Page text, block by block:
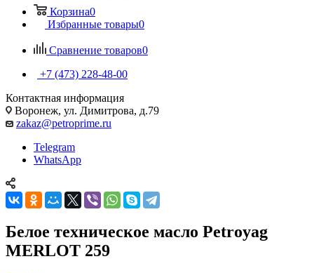
Корзина0
Избранные товары0
Сравнение товаров0
+7 (473) 228-48-00
Контактная информация
Воронеж, ул. Димитрова, д.79
zakaz@petroprime.ru
Telegram
WhatsApp
Белое техническое масло Petroyag
MERLOT 259